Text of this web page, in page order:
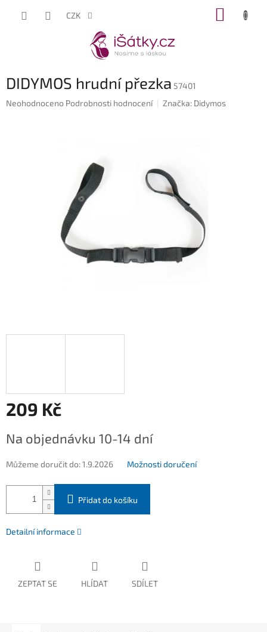
CZK
DIDYMOS hrudní přezka 57401
Průměrné
Neohodnoceno Podrobnosti hodnocení Značka: Didymos
209 Kč
cena:
Na objednávku 10-14 dní
Můžeme doručit do:1.9.2026 Možnosti doručení
Přidat do košíku
Detailní informace
ZEPTAT SE HLÍDAT SDÍLET